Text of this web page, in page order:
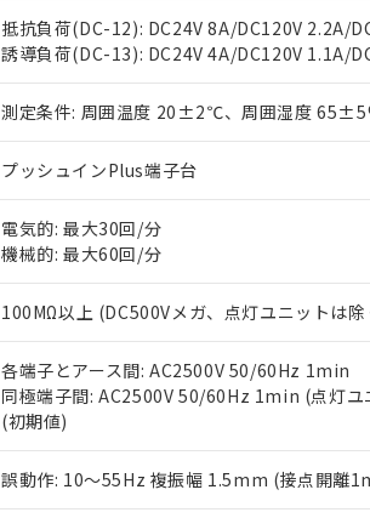
抵抗負荷(DC-12): DC24V 8A/DC120V 2.2A/
誘導負荷(DC-13): DC24V 4A/DC120V 1.1A/
測定条件: 周囲温度 20±2℃、周囲湿度
プッシュインPlus端子台
電気的: 最大30回/分
機械的: 最大60回/分
100MΩ以上 (DC500Vメガ、点灯ユニットは除
各端子とアース間: AC2500V 50/60Hz 1min
同極端子間: AC2500V 50/60Hz 1min (点灯ユ
(初期値)
誤動作: 10～55Hz 複振幅 1.5mm (接点開離
す。
マイパーツ機能（部品リスト作成サ
ている必要があります。
が、当社の製品・サービスに関する
さい。
※当社の共同利用者とは、
いる法人を指します。
※3 非含有証明書ダウンロード
EU RoHS指令（10物質）の非含有証明書
51物質の非含有証明書（当社基準）
※本証明書は発行日時点で非含有を証明す
また、RoHS指令のフタル酸エステル類
混在することから備考欄に対応日を記載し
既に当社にて対応品への在庫切替を完了
「ｅ」：有害物質（10物質）のすべてが基
「10」：通常の使用状況下において有害
味します。
「－」：未確認です。当社販売部門へお問
－
在庫なし(最新の在庫状況につい
機器販売店・当社販売員にご確
空
白
受注生産機種、また在庫状況の